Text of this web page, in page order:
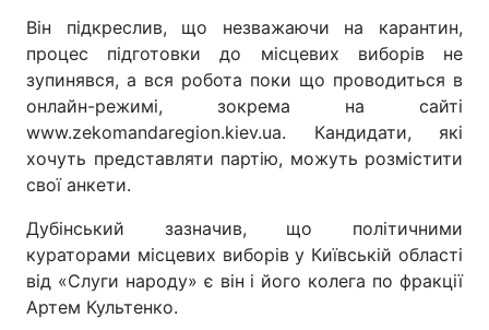
Контакти
Послуги
Тема оформлення
Він підкреслив, що незважаючи на карантин,
процес підготовки до місцевих виборів не
зупинявся, а вся робота поки що проводиться в
онлайн-режимі, зокрема на сайті
www.zekomandaregion.kiev.ua. Кандидати, які
хочуть представляти партію, можуть розмістити
свої анкети.
Дубінський зазначив, що політичними
кураторами місцевих виборів у Київській області
від «Слуги народу» є він і його колега по фракції
Артем Культенко.